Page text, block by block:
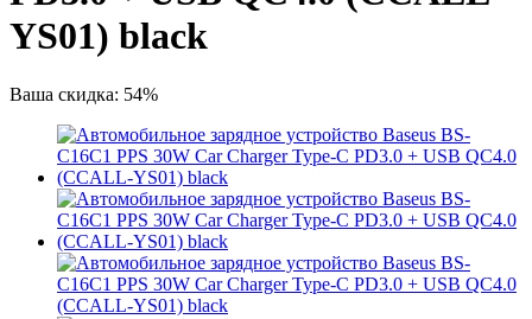
YS01) black
Ваша скидка: 54%